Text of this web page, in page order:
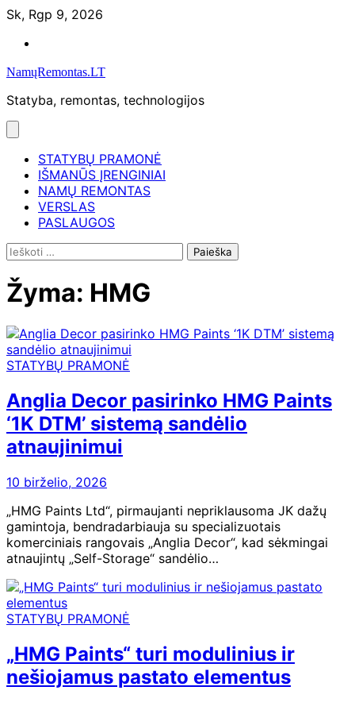
Skip
content
Sk, Rgp 9, 2026
NamųRemontas.LT
Statyba, remontas, technologijos
STATYBŲ PRAMONĖ
IŠMANŪS ĮRENGINIAI
NAMŲ REMONTAS
VERSLAS
PASLAUGOS
Ieškoti:
Žyma: HMG
STATYBŲ PRAMONĖ
Anglia Decor pasirinko HMG Paints
‘1K DTM’ sistemą sandėlio
atnaujinimui
10 birželio, 2026
„HMG Paints Ltd“, pirmaujanti nepriklausoma JK dažų
gamintoja, bendradarbiauja su specializuotais
komerciniais rangovais „Anglia Decor“, kad sėkmingai
atnaujintų „Self-Storage“ sandėlio…
STATYBŲ PRAMONĖ
„HMG Paints“ turi modulinius ir
nešiojamus pastato elementus